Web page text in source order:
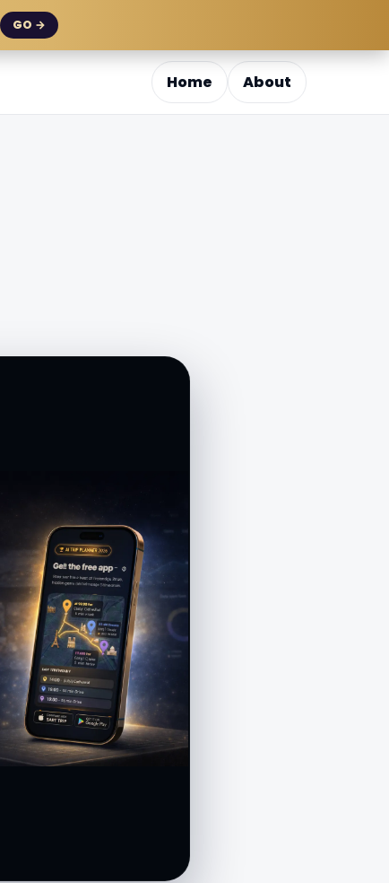
GO →
Home About